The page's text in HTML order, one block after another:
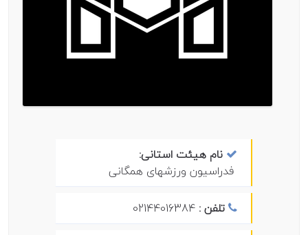
نام هیئت استانی:
فدراسیون ورزشهای همگانی
تلفن : 02144016384